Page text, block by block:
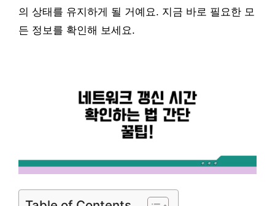
의 상태를 유지하게 될 거예요. 지금 바로 필요한 모
든 정보를 확인해 보세요.